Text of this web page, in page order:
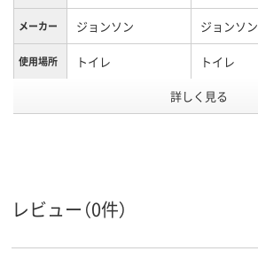
メーカー ジョンソン ジョンソン
使用場所 トイレ トイレ
スタンプ、本体+付け
替え
ブラシ
アスクル
商品環境
詳しく見る
レビュー（0件）